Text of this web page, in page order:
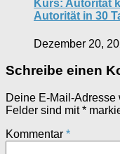
Kurs: Autorität
Autorität in 30
Dezember 20,
Schreibe einen
Deine E-Mail-Adresse
Felder sind mit*
Kommentar *